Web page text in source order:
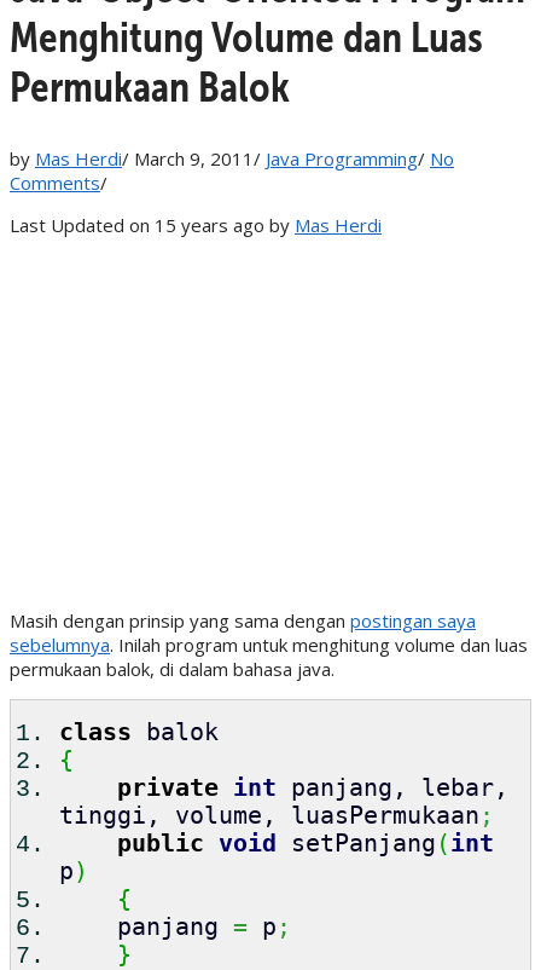
Menghitung Volume dan Luas
Permukaan Balok
by Mas Herdi/ March 9, 2011 / Java Programming/ No
Comments/
Last Updated on 15 years ago by Mas Herdi
Masih dengan prinsip yang sama dengan postingan saya
sebelumnya. Inilah program untuk menghitung volume dan luas
permukaan balok, di dalam bahasa java.
class balok
{
private int panjang, lebar,
tinggi, volume, luasPermukaan ;
public
void setPanjang (int
p)
{
panjang = p ;
}